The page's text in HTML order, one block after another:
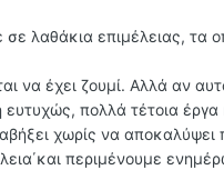
λαθάκια επιμέλειας, τα
να έχει ζουμί. Αλλά αν
πολλά τέτοια έργα
χωρίς να
περιμένουμε